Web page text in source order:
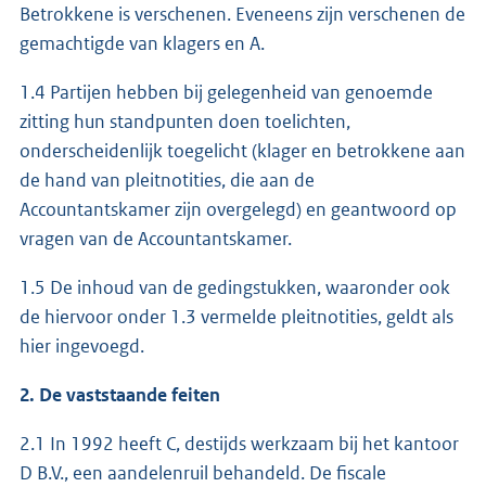
Betrokkene is verschenen. Eveneens zijn verschenen de
gemachtigde van klagers en A.
1.4 Partijen hebben bij gelegenheid van genoemde
zitting hun standpunten doen toelichten,
onderscheidenlijk toegelicht (klager en betrokkene aan
de hand van pleitnotities, die aan de
Accountantskamer zijn overgelegd) en geantwoord op
vragen van de Accountantskamer.
1.5 De inhoud van de gedingstukken, waaronder ook
de hiervoor onder 1.3 vermelde pleitnotities, geldt als
hier ingevoegd.
2. De vaststaande feiten
2.1 In 1992 heeft C, destijds werkzaam bij het kantoor
D B.V., een aandelenruil behandeld. De fiscale